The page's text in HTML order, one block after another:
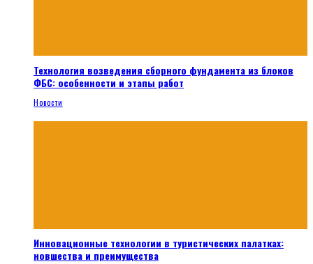
Технология возведения сборного фундамента из блоков
ФБС: особенности и этапы работ
Новости
Инновационные технологии в туристических палатках:
новшества и преимущества